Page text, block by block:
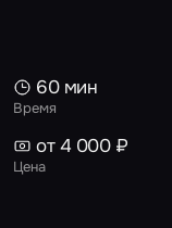
Время
60 мин
Цена
от 4 000 ₽